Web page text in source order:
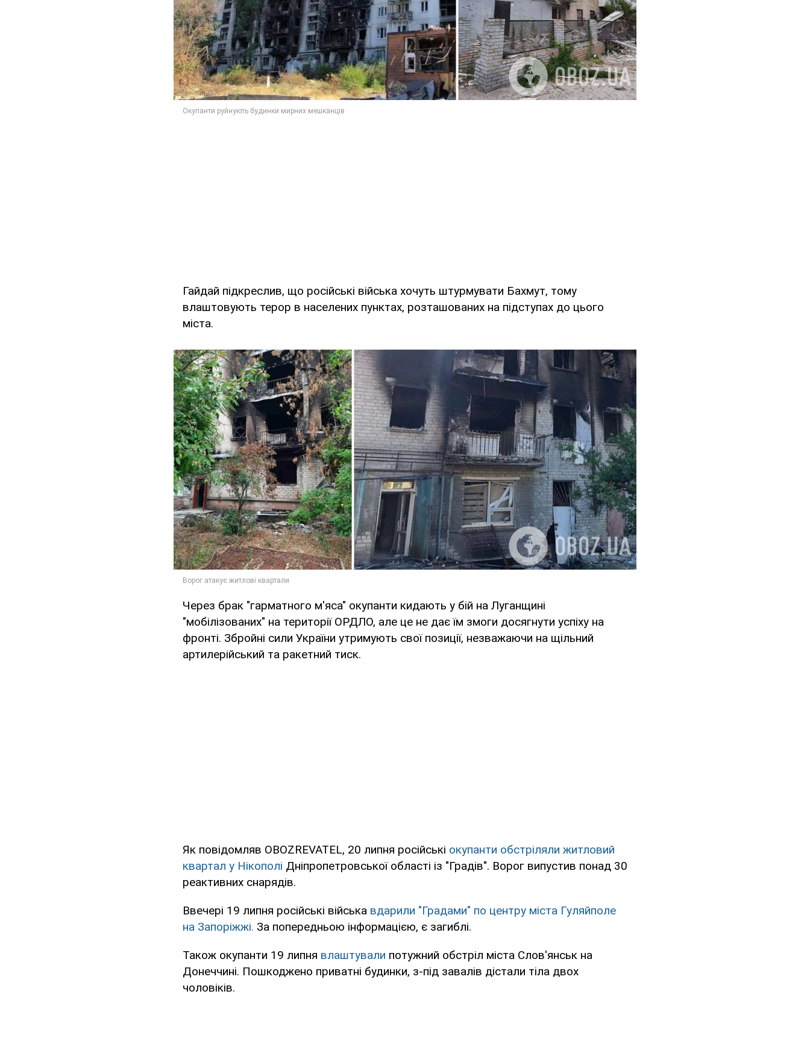
Гайдай підкреслив, що російські війська хочуть штурмувати Бахмут, тому
влаштовують терор в населених пунктах, розташованих на підступах до цього
міста.
Через брак "гарматного м'яса" окупанти кидають у бій на Луганщині
"мобілізованих" на території ОРДЛО, але це не дає їм змоги досягнути успіху на
фронті. Збройні сили України утримують свої позиції, незважаючи на щільний
артилерійський та ракетний тиск.
Як повідомляв OBOZREVATEL, 20 липня російські окупанти обстріляли житловий
квартал у Нікополі Дніпропетровської області із "Градів". Ворог випустив понад 30
реактивних снарядів.
Ввечері 19 липня російські війська вдарили "Градами" по центру міста Гуляйполе
на Запоріжжі. За попередньою інформацією, є загиблі.
Також окупанти 19 липня влаштували потужний обстріл міста Слов'янськ на
Донеччині. Пошкоджено приватні будинки, з-під завалів дістали тіла двох
чоловіків.